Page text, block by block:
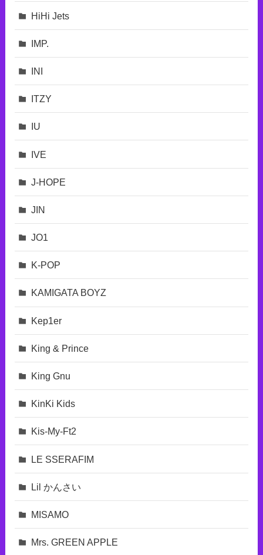
HiHi Jets
IMP.
INI
ITZY
IU
IVE
J-HOPE
JIN
JO1
K-POP
KAMIGATA BOYZ
Kep1er
King & Prince
King Gnu
KinKi Kids
Kis-My-Ft2
LE SSERAFIM
Lil かんさい
MISAMO
Mrs. GREEN APPLE